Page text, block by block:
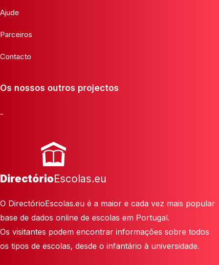
Ajude
Parceiros
Contacto
Os nossos outros projectos
-
DirectórioEscolas.eu
O DirectórioEscolas.eu é a maior e cada vez mais popular
base de dados online de escolas em Portugal.
Os visitantes podem encontrar informações sobre todos
os tipos de escolas, desde o infantário à universidade.